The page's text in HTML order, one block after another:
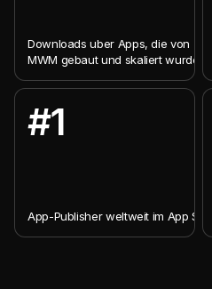
Downloads uber Apps, die von
MWM gebaut und skaliert wurden
#1
App-Publisher weltweit im App